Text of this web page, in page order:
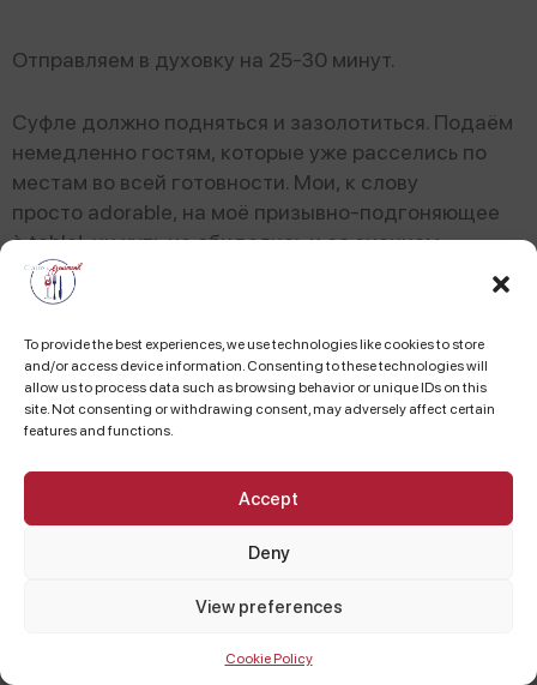
To provide the best experiences, we use technologies like cookies to store
and/or access device information. Consenting to these technologies will
allow us to process data such as browsing behavior or unique IDs on this
site. Not consenting or withdrawing consent, may adversely affect certain
features and functions.
Accept
Deny
View preferences
Cookie Policy
Отправляем в духовку на 25-30 минут.
Суфле должно подняться и зазолотиться. Подаём
немедленно гостям, которые уже расселись по
местам во всей готовности. Мои, к слову
просто adorable, на моё призывно-подгоняющее
à table! ни чуть не обиделись и со знанием
заметили: « Это гостям полагается ждать суфле, а
не наоборот!»